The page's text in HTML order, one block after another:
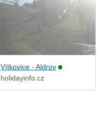
Vítkovice - Aldrov
holidayinfo.cz